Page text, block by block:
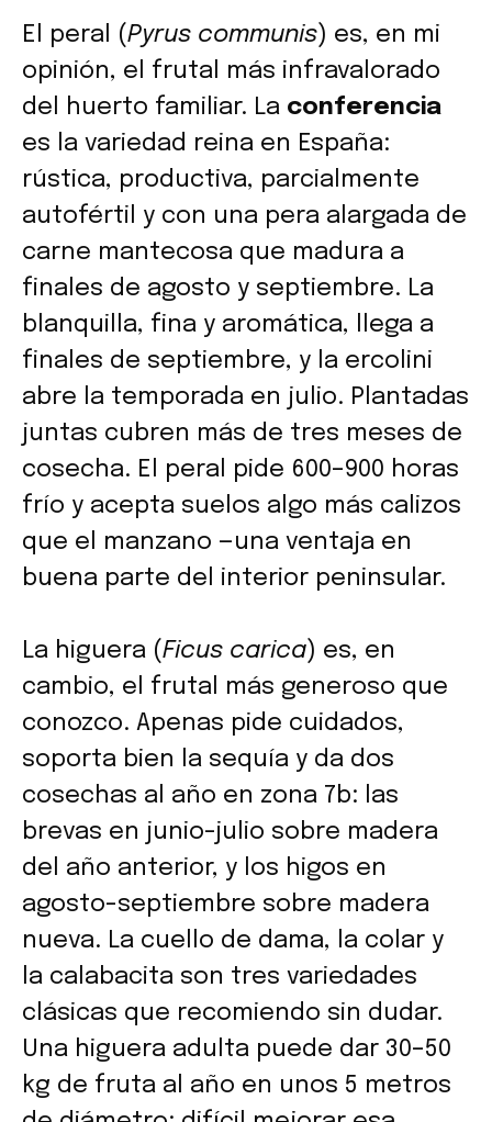
El peral (Pyrus communis) es, en mi
opinión, el frutal más infravalorado
del huerto familiar. La conferencia
es la variedad reina en España:
rústica, productiva, parcialmente
autofértil y con una pera alargada de
carne mantecosa que madura a
finales de agosto y septiembre. La
blanquilla, fina y aromática, llega a
finales de septiembre, y la ercolini
abre la temporada en julio. Plantadas
juntas cubren más de tres meses de
cosecha. El peral pide 600–900 horas
frío y acepta suelos algo más calizos
que el manzano —una ventaja en
buena parte del interior peninsular.
La higuera (Ficus carica) es, en
cambio, el frutal más generoso que
conozco. Apenas pide cuidados,
soporta bien la sequía y da dos
cosechas al año en zona 7b: las
brevas en junio-julio sobre madera
del año anterior, y los higos en
agosto-septiembre sobre madera
nueva. La cuello de dama, la colar y
la calabacita son tres variedades
clásicas que recomiendo sin dudar.
Una higuera adulta puede dar 30–50
kg de fruta al año en unos 5 metros